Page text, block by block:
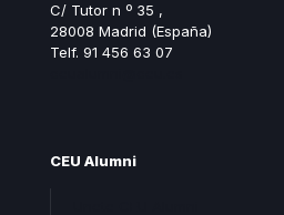
C/ Tutor n º 35 ,
28008 Madrid (España)
Telf. 91 456 63 07
CEU Alumni